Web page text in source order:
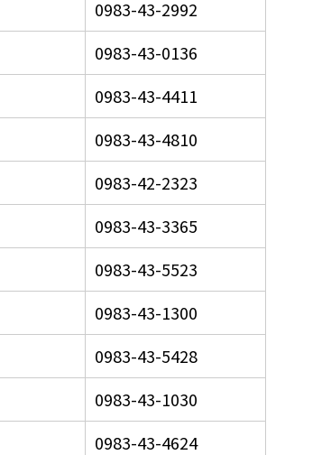
0983-43-2992
0983-43-0136
0983-43-4411
0983-43-4810
0983-42-2323
0983-43-3365
0983-43-5523
0983-43-1300
0983-43-5428
0983-43-1030
0983-43-4624